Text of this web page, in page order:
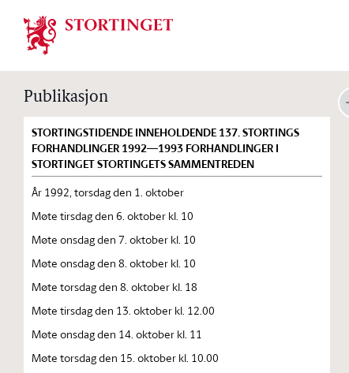
Stortinget.no
Publikasjon
STORTINGSTIDENDE INNEHOLDENDE 137. STORTINGS
FORHANDLINGER 1992—1993 FORHANDLINGER I
STORTINGET STORTINGETS SAMMENTREDEN
År 1992, torsdag den 1. oktober
Møte tirsdag den 6. oktober kl. 10
Møte onsdag den 7. oktober kl. 10
Møte onsdag den 8. oktober kl. 10
Møte torsdag den 8. oktober kl. 18
Møte tirsdag den 13. oktober kl. 12.00
Møte onsdag den 14. oktober kl. 11
Møte torsdag den 15. oktober kl. 10.00